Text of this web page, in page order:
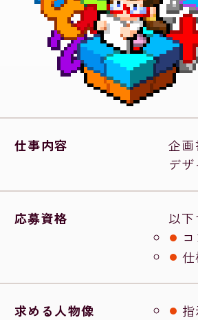
仕事内容
企
デ
応募資格
以
求める人物像